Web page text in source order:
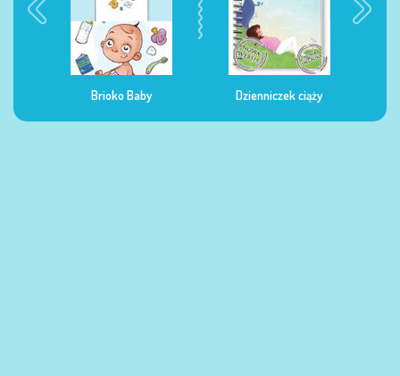
Brioko Baby Dzienniczek ciąży